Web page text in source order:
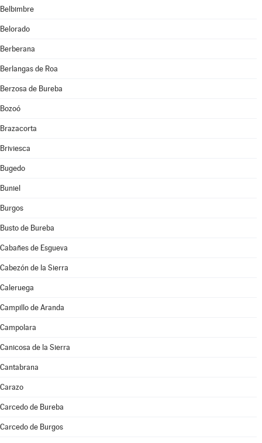
Belbimbre
Belorado
Berberana
Berlangas de Roa
Berzosa de Bureba
Bozoó
Brazacorta
Briviesca
Bugedo
Buniel
Burgos
Busto de Bureba
Cabañes de Esgueva
Cabezón de la Sierra
Caleruega
Campillo de Aranda
Campolara
Canicosa de la Sierra
Cantabrana
Carazo
Carcedo de Bureba
Carcedo de Burgos